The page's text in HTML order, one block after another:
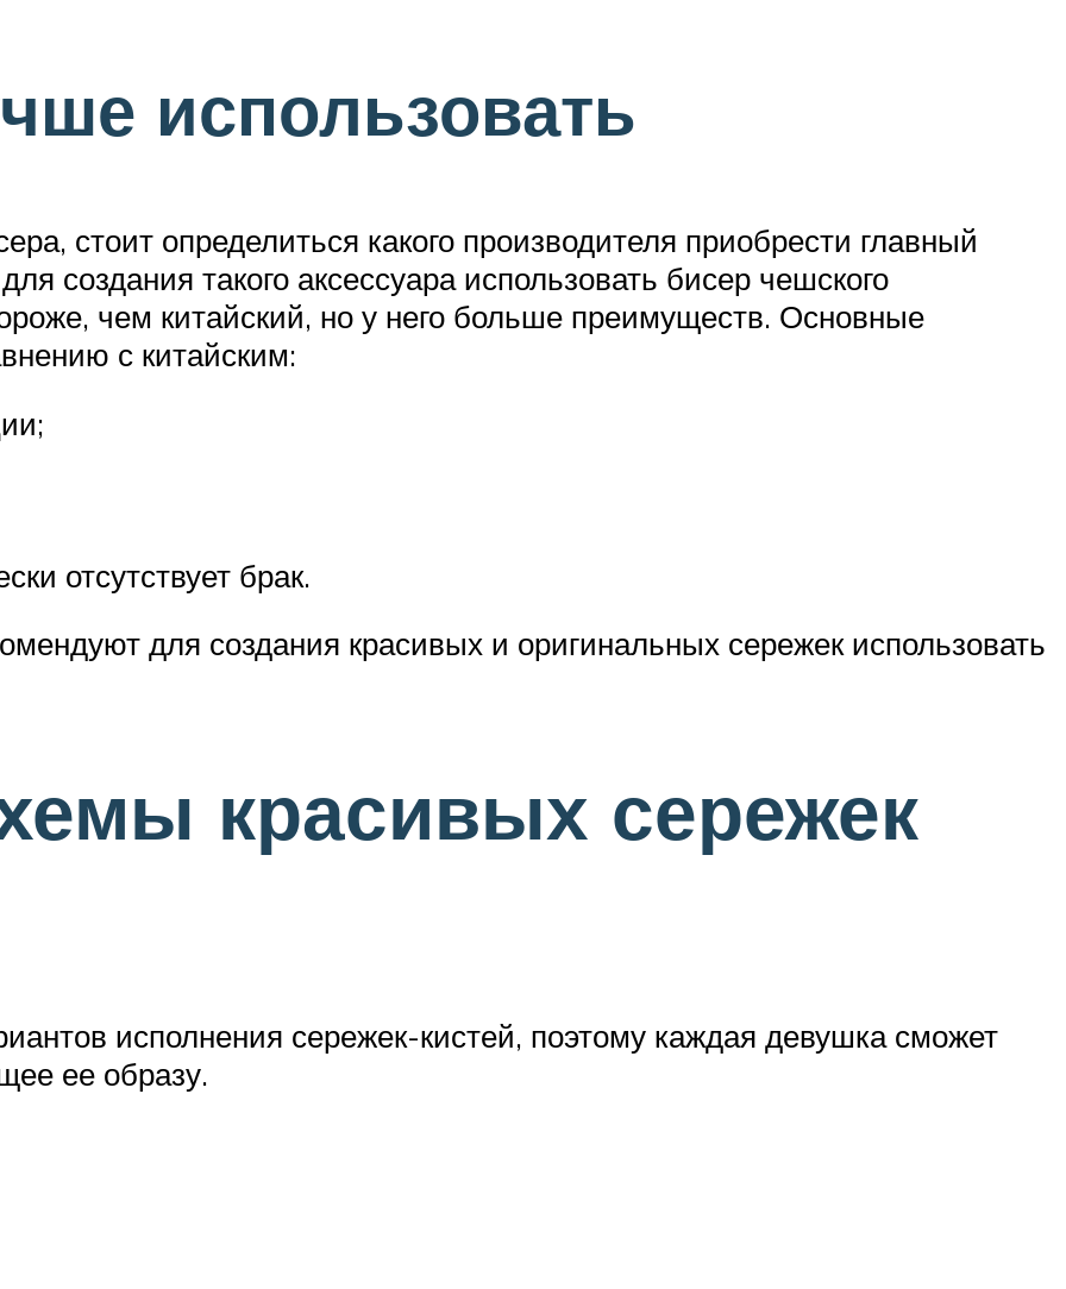
использовать
стоит определиться какого производителя приобрести главный
создания такого аксессуара использовать бисер чешского
чем китайский, но у него больше преимуществ. Основные
с китайским:
отсутствует брак.
для создания красивых и оригинальных сережек использовать
красивых сережек
исполнения сережек-кистей, поэтому каждая девушка сможет
ее образу.